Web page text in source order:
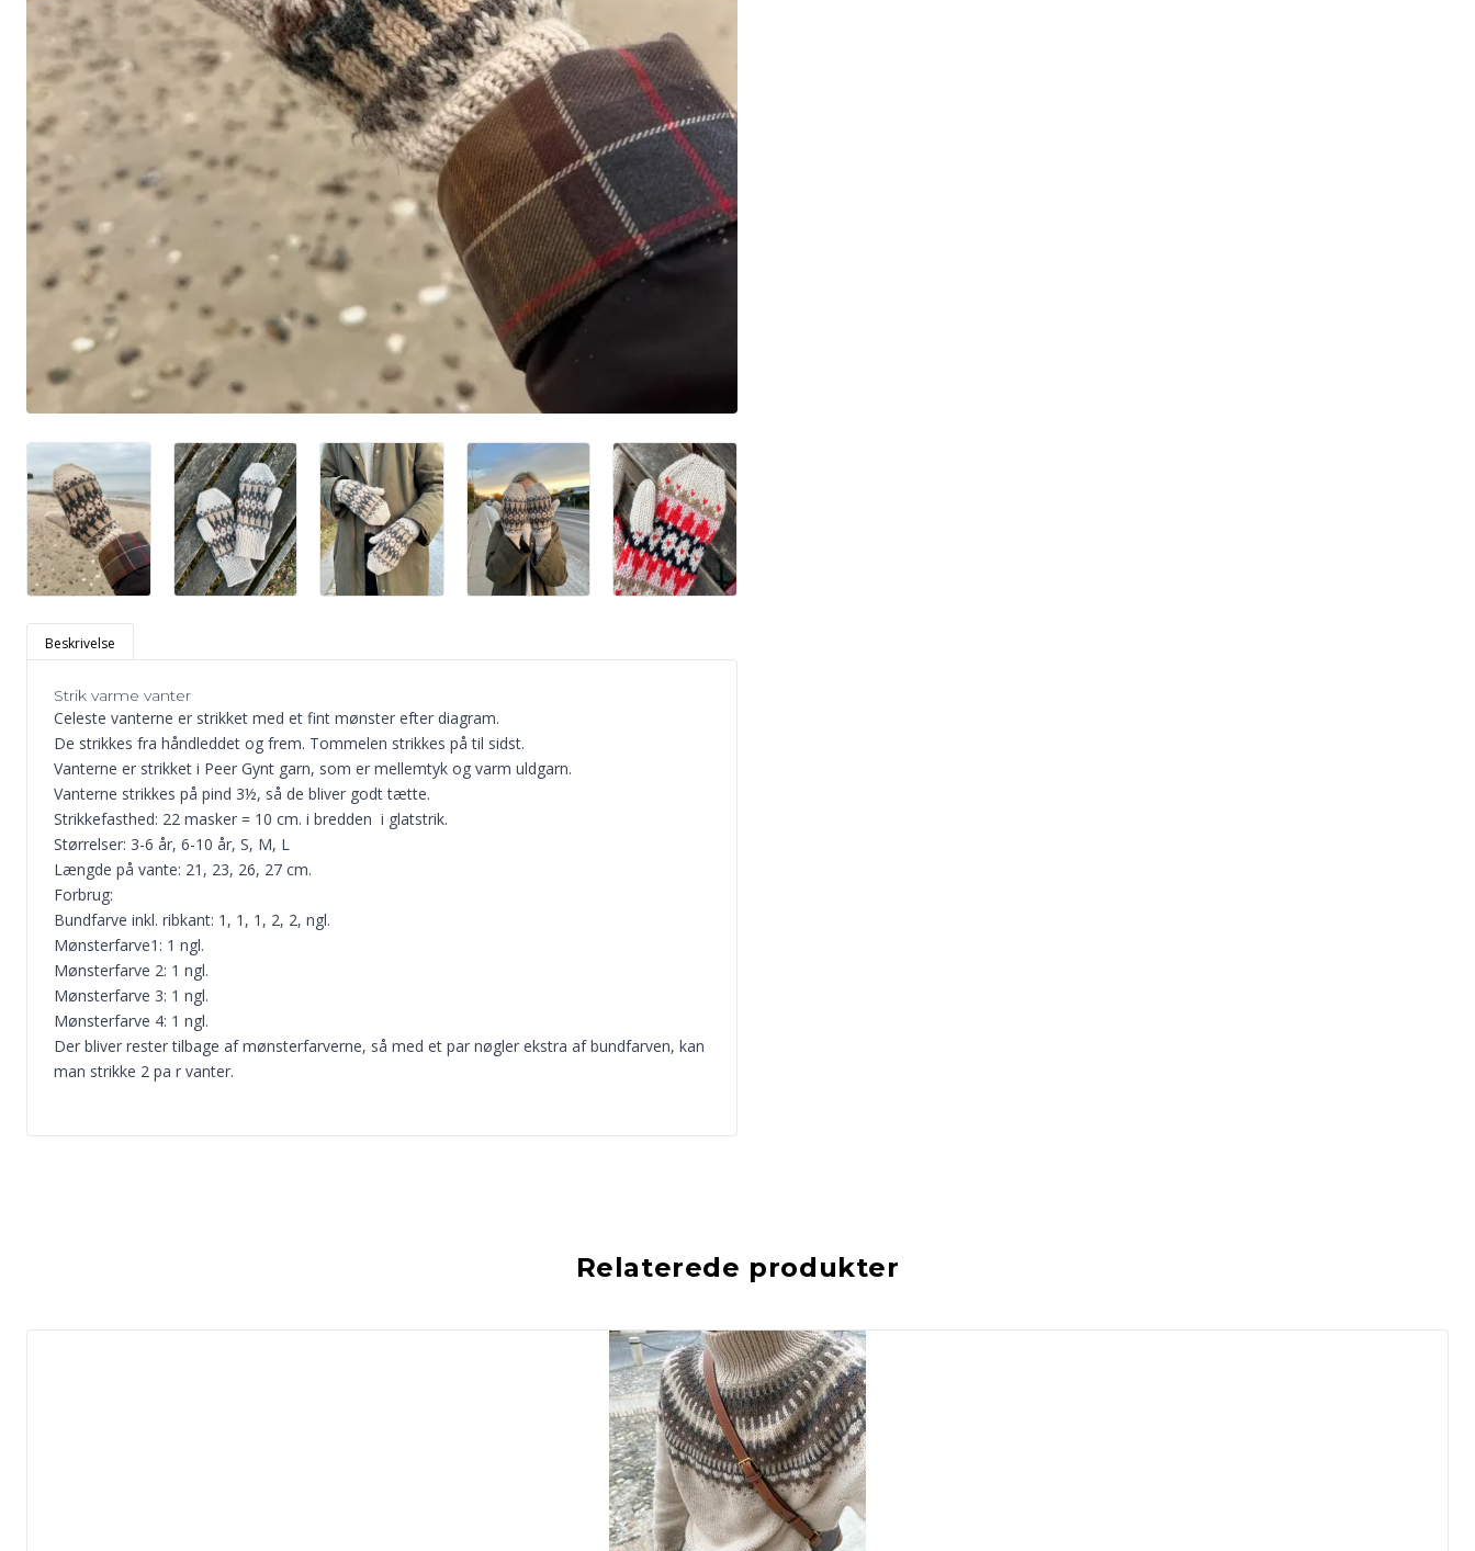
Beskrivelse
Strik varme vanter
Celeste vanterne er strikket med et fint mønster efter diagram.
De strikkes fra håndleddet og frem. Tommelen strikkes på til sidst.
Vanterne er strikket i Peer Gynt garn, som er mellemtyk og varm uldgarn.
Vanterne strikkes på pind 3½, så de bliver godt tætte.
Strikkefasthed: 22 masker = 10 cm. i bredden i glatstrik.
Størrelser: 3-6 år, 6-10 år, S, M, L
Længde på vante: 21, 23, 26, 27 cm.
Forbrug:
Bundfarve inkl. ribkant: 1, 1, 1, 2, 2, ngl.
Mønsterfarve1: 1 ngl.
Mønsterfarve 2: 1 ngl.
Mønsterfarve 3: 1 ngl.
Mønsterfarve 4: 1 ngl.
Der bliver rester tilbage af mønsterfarverne, så med et par nøgler ekstra af bundfarven, kan
man strikke 2 pa r vanter.
Relaterede produkter